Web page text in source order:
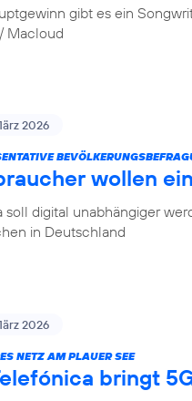
gibt es ein
Macloud
2026
wollen
soll digital unabhängiger
in Deutschland
2026
NETZ AM PLAUER SEE
bringt